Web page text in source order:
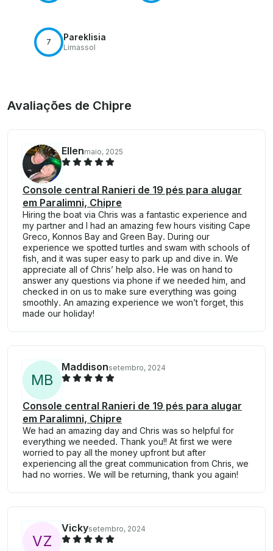
7 Pareklisia
Limassol
Avaliações de Chipre
Ellenmaio, 2025
Console central Ranieri de 19 pés para alugar
em Paralimni, Chipre
Hiring the boat via Chris was a fantastic experience and
my partner and I had an amazing few hours visiting Cape
Greco, Konnos Bay and Green Bay. During our
experience we spotted turtles and swam with schools of
fish, and it was super easy to park up and dive in. We
appreciate all of Chris’ help also. He was on hand to
answer any questions via phone if we needed him, and
checked in on us to make sure everything was going
smoothly. An amazing experience we won’t forget, this
made our holiday!
MB
Maddisonsetembro, 2024
Console central Ranieri de 19 pés para alugar
em Paralimni, Chipre
We had an amazing day and Chris was so helpful for
everything we needed. Thank you!! At first we were
worried to pay all the money upfront but after
experiencing all the great communication from Chris, we
had no worries. We will be returning, thank you again!
VZ
Vickysetembro, 2024